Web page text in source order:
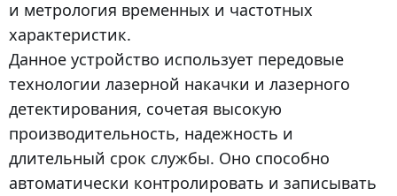
и метрология временных и частотных
характеристик.
Данное устройство использует передовые
технологии лазерной накачки и лазерного
детектирования, сочетая высокую
производительность, надежность и
длительный срок службы. Оно способно
автоматически контролировать и записывать